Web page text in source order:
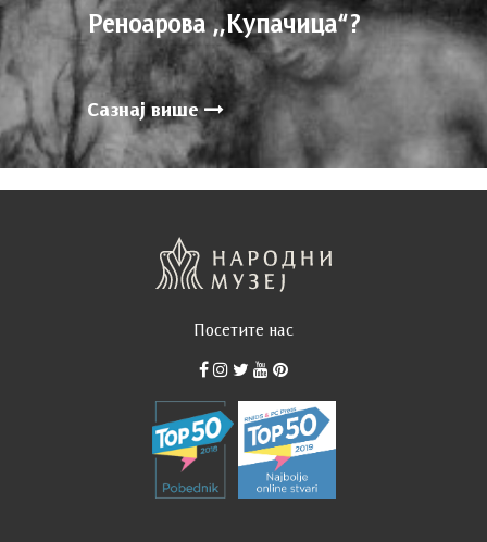
Реноарова ,,Купачица“?
Сазнај више
Посетите нас